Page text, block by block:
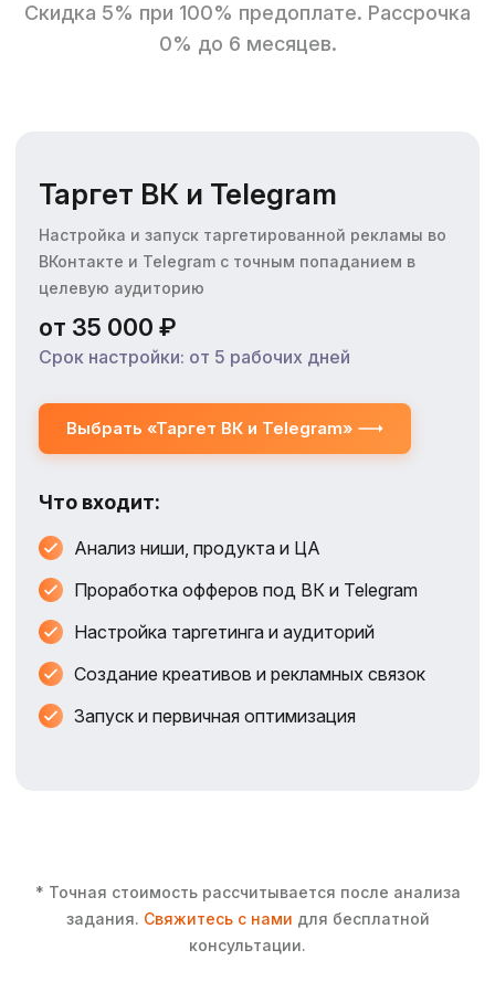
Скидка 5% при 100% предоплате. Рассрочка
0% до 6 месяцев.
Таргет ВК и Telegram
Настройка и запуск таргетированной рекламы во
ВКонтакте и Telegram с точным попаданием в
целевую аудиторию
от 35 000 ₽
Срок настройки: от 5 рабочих дней
Выбрать «Таргет ВК и Telegram»
Что входит:
Анализ ниши, продукта и ЦА
Проработка офферов под ВК и Telegram
Настройка таргетинга и аудиторий
Создание креативов и рекламных связок
Запуск и первичная оптимизация
* Точная стоимость рассчитывается после анализа
задания. Свяжитесь с нами для бесплатной
консультации.